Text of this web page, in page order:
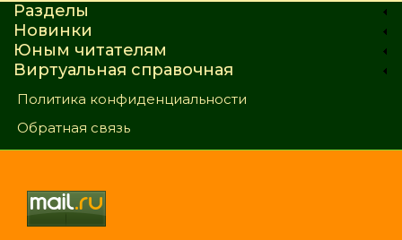
Разделы
Новинки
Юным читателям
Виртуальная справочная
Политика конфиденциальности
Обратная связь